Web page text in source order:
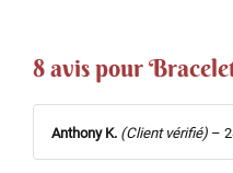
8 avis pour
Anthony K. (Client vérifié) –